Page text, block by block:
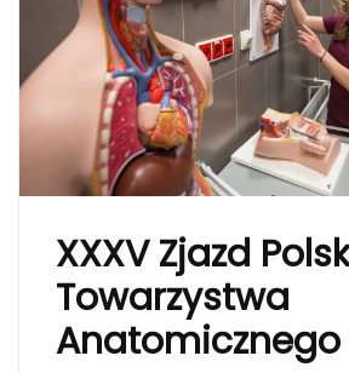
XXXV Zjazd
Towarzystwa
Anatomicznego